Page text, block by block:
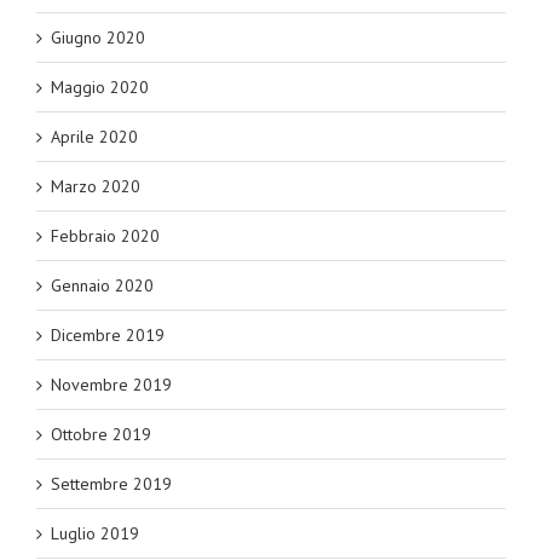
Giugno 2020
Maggio 2020
Aprile 2020
Marzo 2020
Febbraio 2020
Gennaio 2020
Dicembre 2019
Novembre 2019
Ottobre 2019
Settembre 2019
Luglio 2019